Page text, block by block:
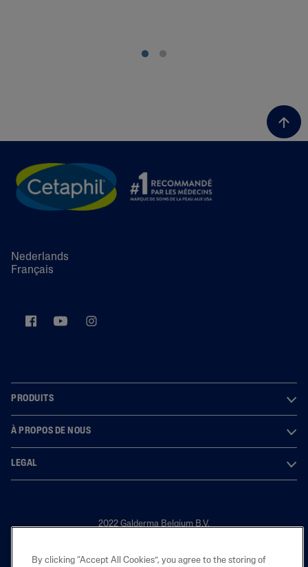
Nederlands
Français
PRODUITS
À PROPOS DE NOUS
LEGAL
2022 Galderma Belgium B.V.
By clicking “Accept All Cookies”, you agree to the storing of